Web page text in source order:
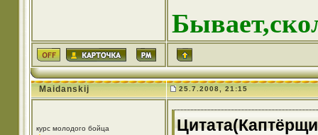
Maidanskij 25.7.2008, 21:15
курс молодого бойца